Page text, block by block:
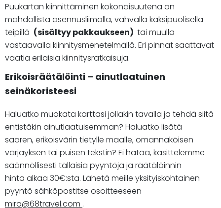
Puukartan kiinnittäminen kokonaisuutena on
mahdollista asennusliimalla, vahvalla kaksipuolisella
teipillä (sisältyy pakkaukseen) tai muulla
vastaavalla kiinnitysmenetelmällä. Eri pinnat saattavat
vaatia erilaisia kiinnitysratkaisuja.
Erikoisräätälöinti – ainutlaatuinen
seinäkoristeesi
Haluatko muokata karttasi jollakin tavalla ja tehdä siitä
entistäkin ainutlaatuisemman? Haluatko lisätä
saaren, erikoisvärin tietylle maalle, omannäköisen
värjäyksen tai puisen tekstin? Ei hätää, käsittelemme
säännöllisesti tällaisia pyyntöjä ja räätälöinnin
hinta alkaa 30€:sta. Lähetä meille yksityiskohtainen
pyyntö sähköpostitse osoitteeseen
miro@68travel.com .